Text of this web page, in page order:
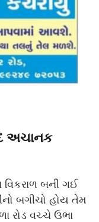
અચાનક
વિકરાળ બની ગઈ
બગીચો હોય તેમ
રોડ વચ્ચે ઉભા